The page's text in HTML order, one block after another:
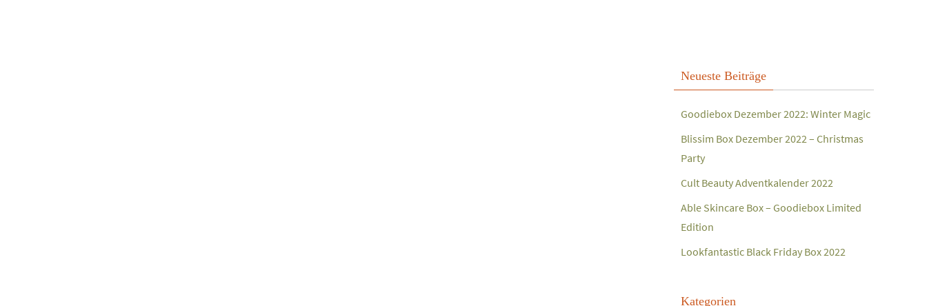
Neueste Beiträge
Goodiebox Dezember 2022: Winter Magic
Blissim Box Dezember 2022 – Christmas
Party
Cult Beauty Adventkalender 2022
Able Skincare Box – Goodiebox Limited
Edition
Lookfantastic Black Friday Box 2022
Kategorien